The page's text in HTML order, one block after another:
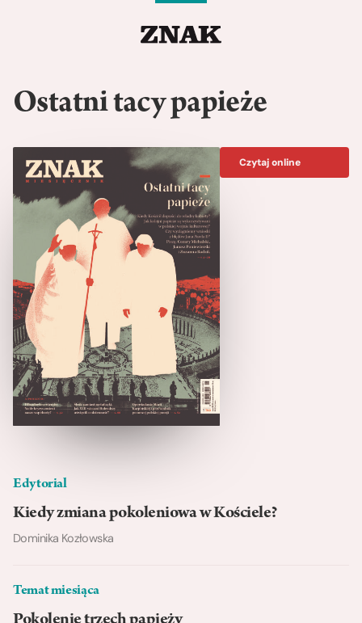
Ostatni tacy papieże
Edytorial
Kiedy zmiana pokoleniowa w Kościele?
Dominika Kozłowska
Temat miesiąca
Czytaj online